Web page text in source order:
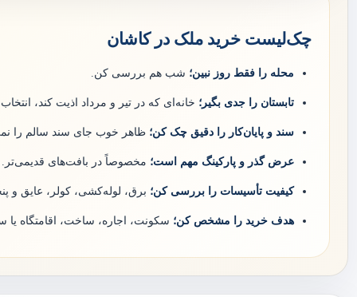
چک‌لیست خرید ملک در کاشان
محله را فقط روز نبین؛ شب هم بررسی کن.
تابستان را جدی بگیر؛ خانه‌ای که در تیر و مرداد اذیت کند،
سند و پایان‌کار را دقیق چک کن؛ ظاهر خوب جای سند سالم را
عرض گذر و پارکینگ مهم است؛ مخصوصاً در بافت‌های قدیمی‌تر.
کیفیت تأسیسات را بررسی کن؛ برق، لوله‌کشی، کولر، عایق و
هدف خرید را مشخص کن؛ سکونت، اجاره، ساخت، اقامتگاه یا